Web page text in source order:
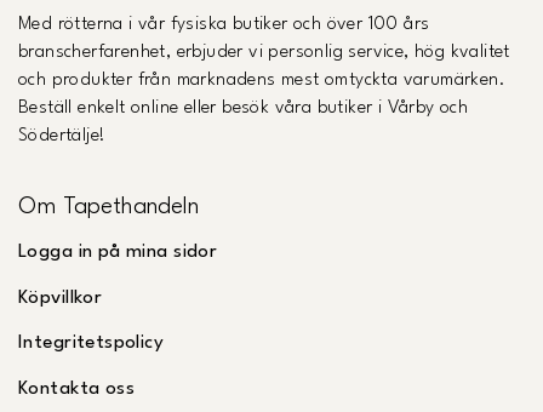
Med rötterna i vår fysiska butiker och över 100 års
branscherfarenhet, erbjuder vi personlig service, hög kvalitet
och produkter från marknadens mest omtyckta varumärken.
Beställ enkelt online eller besök våra butiker i Vårby och
Södertälje!
Om Tapethandeln
Logga in på mina sidor
Köpvillkor
Integritetspolicy
Kontakta oss